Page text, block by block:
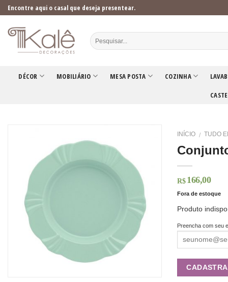
Skip
to
content
Encontre aqui o casal que deseja presentear.
DÉCOR MOBILIÁRIO MESA POSTA COZINHA
INÍCIO / TUDO
R$ 166,00
Fora de estoque
Produto
Preencha com seu